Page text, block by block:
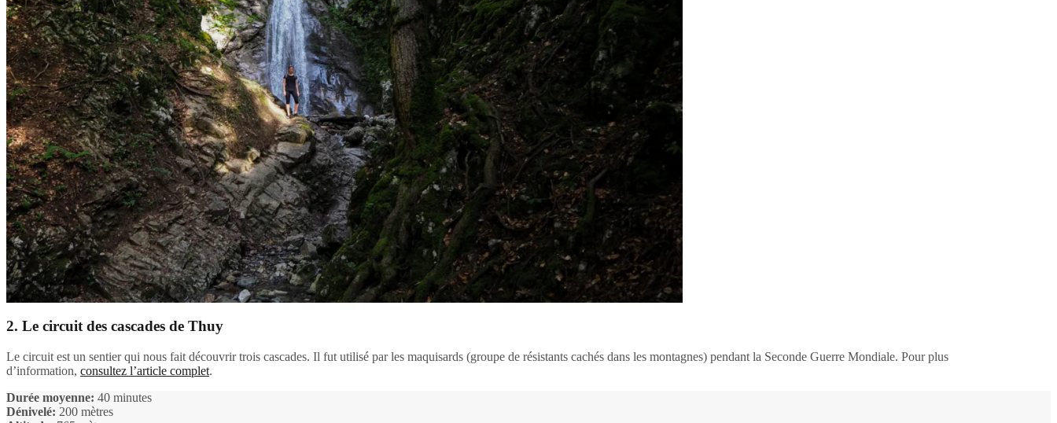
2. Le circuit des cascades de Thuy
Le circuit est un sentier qui nous fait découvrir trois cascades. Il fut utilisé par les maquisards (groupe de résistants cachés dans les montagnes) pendant la Seconde Guerre Mondiale. Pour plus
d’information, consultez l’article complet.
Durée moyenne: 40 minutes
Dénivelé: 200 mètres